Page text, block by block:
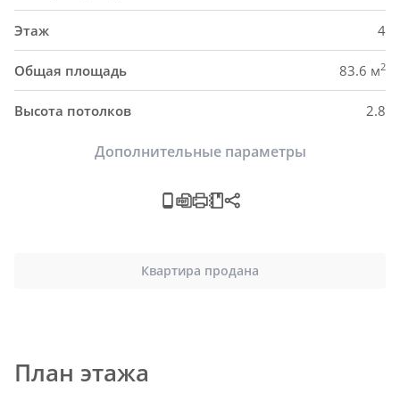
Этаж 4
Общая площадь 83.6 м2
Высота потолков 2.8
Дополнительные параметры
Квартира продана
План этажа